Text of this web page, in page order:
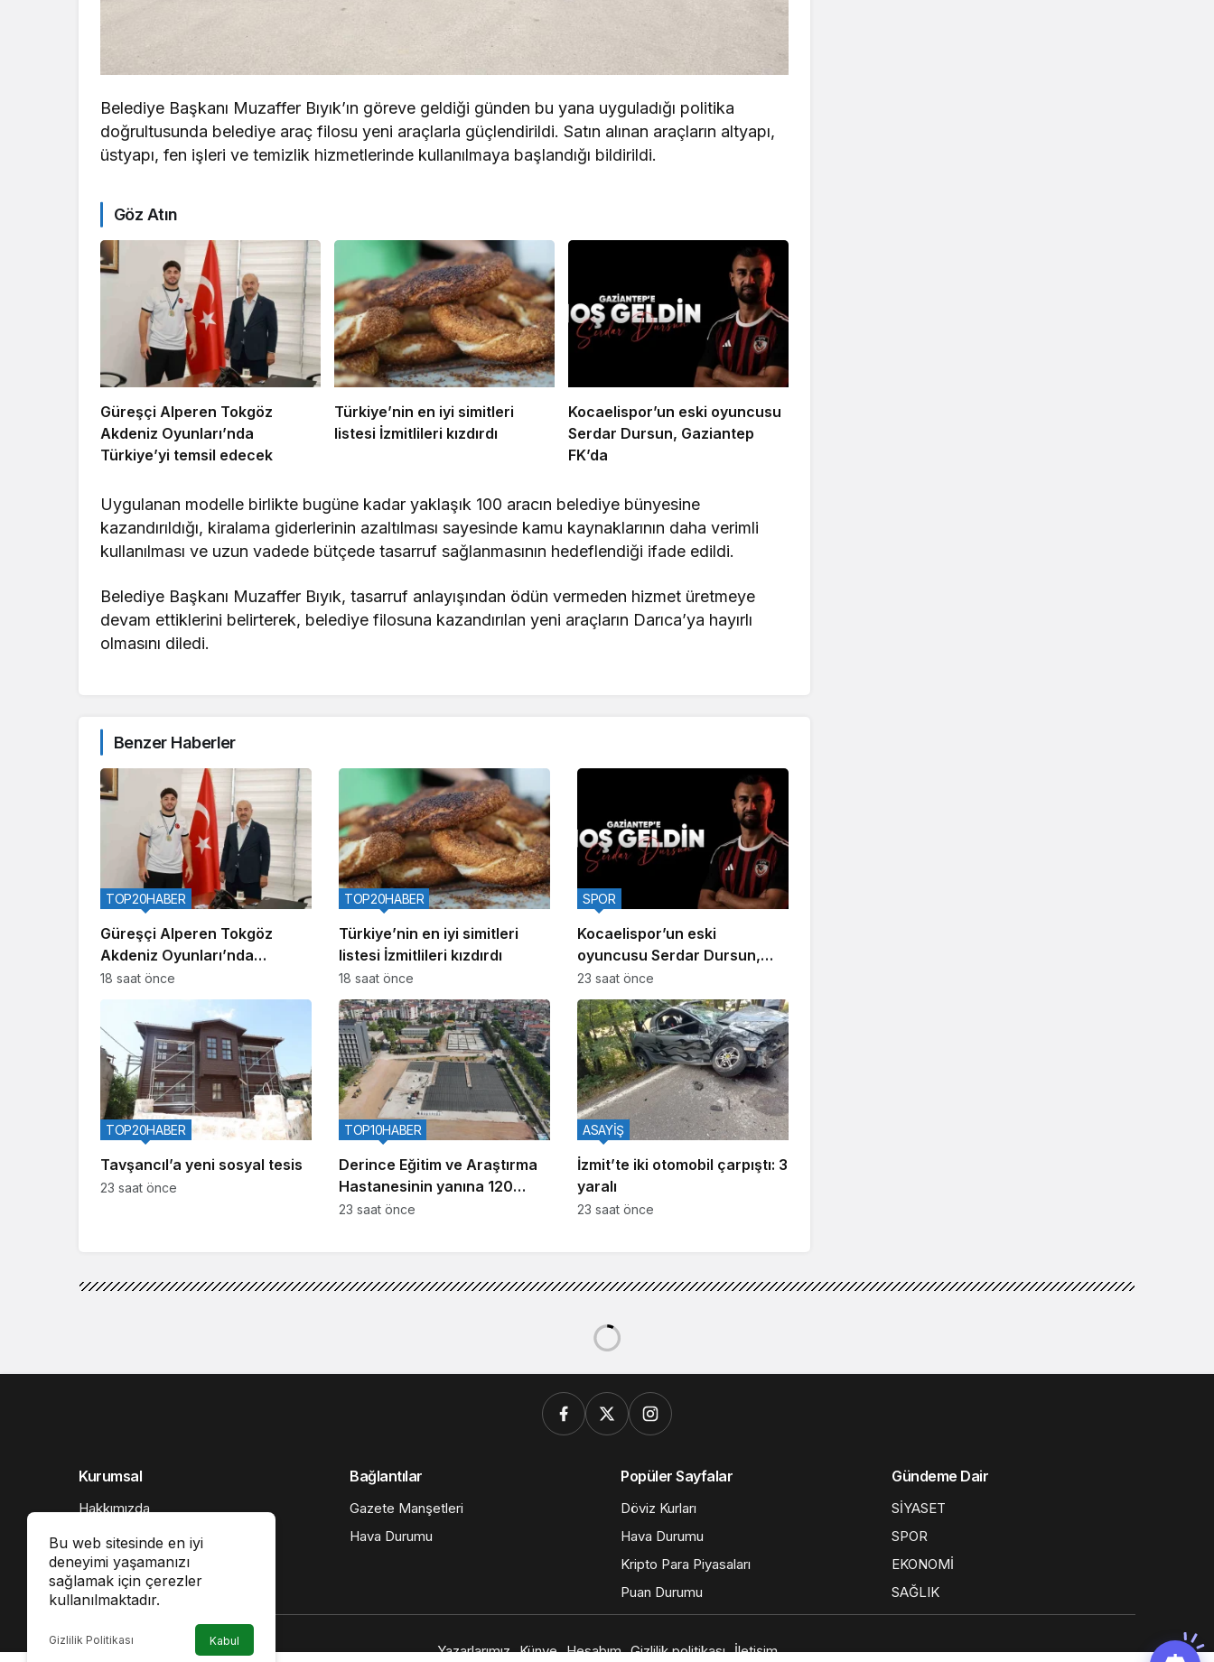
Belediye Başkanı Muzaffer Bıyık’ın göreve geldiği günden bu yana uyguladığı politika
doğrultusunda belediye araç filosu yeni araçlarla güçlendirildi. Satın alınan araçların altyapı,
üstyapı, fen işleri ve temizlik hizmetlerinde kullanılmaya başlandığı bildirildi.
Göz Atın
Güreşçi Alperen Tokgöz
Akdeniz Oyunları’nda
Türkiye’yi temsil edecek
Türkiye’nin en iyi simitleri
listesi İzmitlileri kızdırdı
Kocaelispor’un eski oyuncusu
Serdar Dursun, Gaziantep
FK’da
Uygulanan modelle birlikte bugüne kadar yaklaşık 100 aracın belediye bünyesine
kazandırıldığı, kiralama giderlerinin azaltılması sayesinde kamu kaynaklarının daha verimli
kullanılması ve uzun vadede bütçede tasarruf sağlanmasının hedeflendiği ifade edildi.
Belediye Başkanı Muzaffer Bıyık, tasarruf anlayışından ödün vermeden hizmet üretmeye
devam ettiklerini belirterek, belediye filosuna kazandırılan yeni araçların Darıca’ya hayırlı
olmasını diledi.
Benzer Haberler
Güreşçi Alperen Tokgöz
Akdeniz Oyunları’nda
Türkiye’yi temsil edecek
TOP20HABER
18 saat önce
Türkiye’nin en iyi simitleri
listesi İzmitlileri kızdırdı
TOP20HABER
18 saat önce
Kocaelispor’un eski
oyuncusu Serdar Dursun,
Gaziantep FK’da
SPOR
23 saat önce
Tavşancıl’a yeni sosyal tesis
TOP20HABER
23 saat önce
Derince Eğitim ve Araştırma
Hastanesinin yanına 120
yataklı yeni tesis
TOP10HABER
23 saat önce
İzmit’te iki otomobil çarpıştı: 3
yaralı
ASAYİŞ
23 saat önce
Bu web sitesinde en iyi
deneyimi yaşamanızı
sağlamak için çerezler
kullanılmaktadır.
Gizlilik Politikası Kabul
Kurumsal
Hakkımızda
İletişim
Künye
Gizlilik politikası
Bağlantılar
Gazete Manşetleri
Hava Durumu
Popüler Sayfalar
Döviz Kurları
Hava Durumu
Kripto Para Piyasaları
Puan Durumu
Gündeme Dair
SİYASET
SPOR
EKONOMİ
SAĞLIK
Yazarlarımız Künye Hesabım Gizlilik politikası İletişim